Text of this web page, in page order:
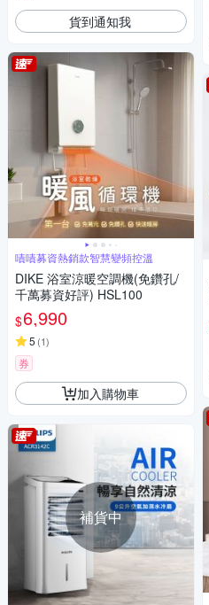
貨到通知我
嘖嘖募資熱銷款智慧變頻控溫
DIKE 浴室涼暖空調機(免鑽孔/
千萬募資好評) HSL100
$6,990
5 (1)
券
加入購物車
補貨中